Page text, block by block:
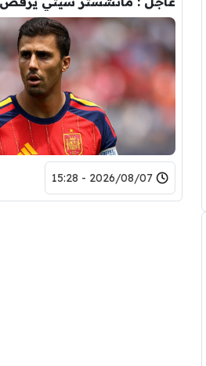
2026/08/07 - 15:28